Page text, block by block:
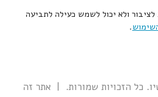
ולא יכול לשמש כעילה לתביעה
.
עכשיו. כל הזכויות שמורות. | אתר זה